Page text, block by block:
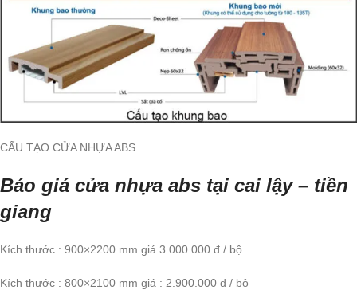
CẤU TẠO CỬA NHỰA ABS
Báo giá cửa nhựa abs tại cai lậy – tiền
giang
Kích thước : 900×2200 mm giá 3.000.000 đ / bộ
Kích thước : 800×2100 mm giá : 2.900.000 đ / bộ